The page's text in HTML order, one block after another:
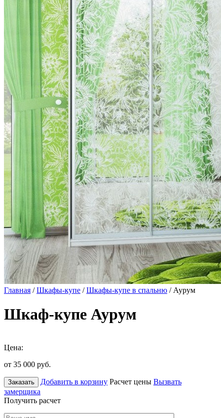
Главная /Шкафы-купе /Шкафы-купе в спальню / Аурум
Шкаф-купе Аурум
Цена:
от 35 000 руб.
Заказать Добавить в корзину Расчет цены Вызвать
замерщика
Получить расчет